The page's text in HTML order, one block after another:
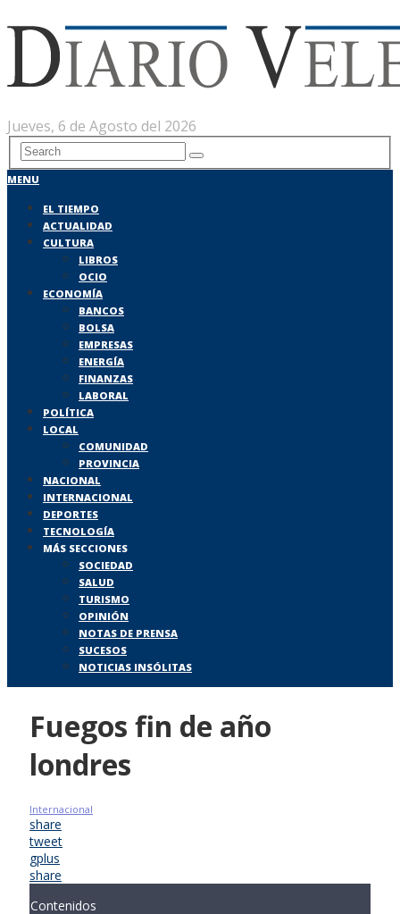
Jueves, 6 de Agosto del 2026
MENU
EL TIEMPO
ACTUALIDAD
CULTURA
LIBROS
OCIO
ECONOMÍA
BANCOS
BOLSA
EMPRESAS
ENERGÍA
FINANZAS
LABORAL
POLÍTICA
LOCAL
COMUNIDAD
PROVINCIA
NACIONAL
INTERNACIONAL
DEPORTES
TECNOLOGÍA
MÁS SECCIONES
SOCIEDAD
SALUD
TURISMO
OPINIÓN
NOTAS DE PRENSA
SUCESOS
NOTICIAS INSÓLITAS
Fuegos fin de año
londres
Internacional
share
tweet
gplus
share
Contenidos